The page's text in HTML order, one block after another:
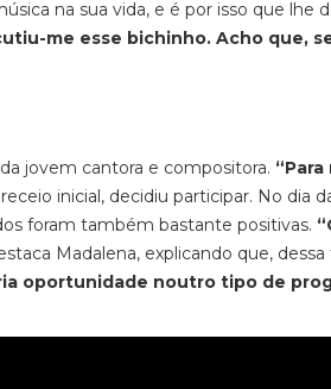
na sua vida, e é por isso que lhe
me esse bichinho. Acho que,
jovem cantora e compositora.
inicial, decidiu participar. No dia
foram também bastante positivas.
Madalena, explicando que,
oportunidade noutro tipo de